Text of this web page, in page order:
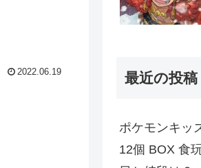
2022.06.19 最近の投稿
ポケモンキッ
12個 BOX 食